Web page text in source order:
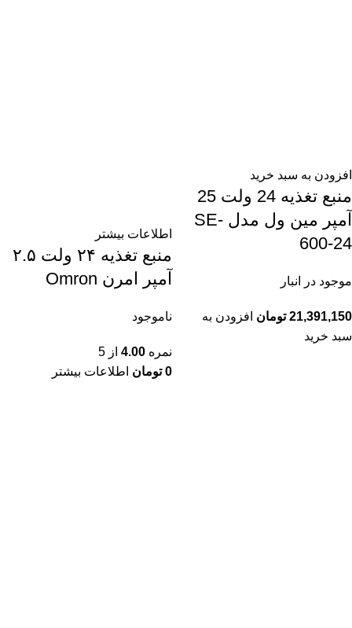
افزودن به سبد خرید
منبع تغذیه 24 ولت 25
آمپر مین ول مدل SE-
600-24
موجود در انبار
21,391,150 تومان افزودن به
سبد خرید
اطلاعات بیشتر
منبع تغذیه ۲۴ ولت ۲.۵
آمپر امرن Omron
ناموجود
نمره 4.00 از 5
0 تومان اطلاعات بیشتر